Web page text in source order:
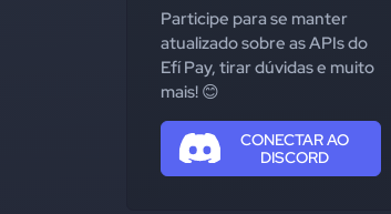
Participe para se manter
atualizado sobre as APIs do
Efí Pay, tirar dúvidas e muito
mais! 😊
CONECTAR AO
DISCORD